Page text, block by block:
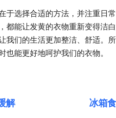
于选择合适的方法，并注重日
能让发黄的衣物重新变得洁
我们的生活更加整洁、舒适。
也能更好地呵护我们的衣物。
冰箱
解